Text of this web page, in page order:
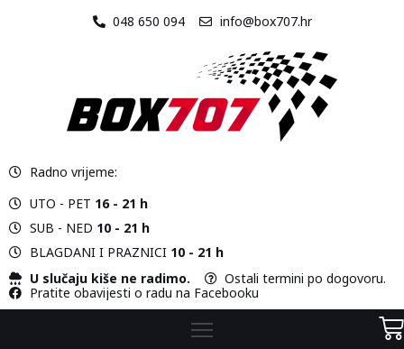
048 650 094 info@box707.hr
Radno vrijeme:
UTO - PET 16 - 21 h
SUB - NED 10 - 21 h
BLAGDANI I PRAZNICI 10 - 21 h
U slučaju kiše ne radimo.
Ostali termini po dogovoru.
Pratite obavijesti o radu na Facebooku
VOZILA
CJENIK
KONTAKT
WEB